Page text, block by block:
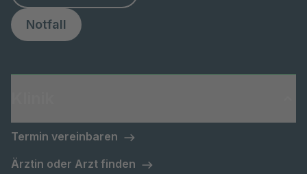
Notfall
Termin vereinbaren
Ärztin oder Arzt finden